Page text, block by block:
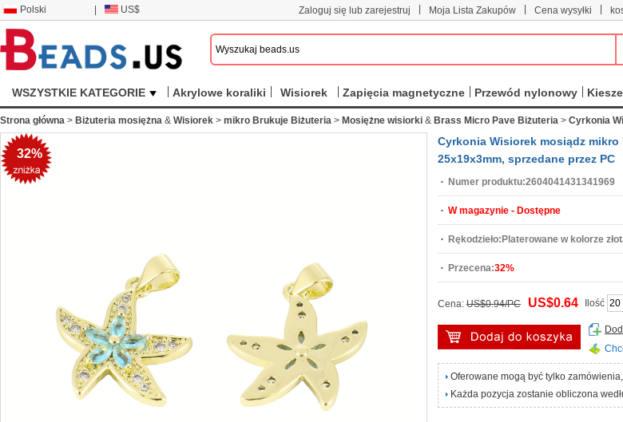
Polski US$ Zaloguj się lub zarejestruj Moja Lista Zakupów Cena wysyłki
WSZYSTKIE KATEGORIE Akrylowe koraliki Wisiorek Zapięcia magnetyczne Przewód nylonowy
Strona główna > Biżuteria mosiężna & Wisiorek > mikro Brukuje Biżuteria > Mosiężne wisiorki & Brass Micro Pave Biżuteria > Cyrkonia
32%
Cyrkonia Wisiorek mosiądz mikro
25x19x3mm, sprzedane przez PC
Numer produktu:2604041431341969
W magazynie - Dostępne
Rękodzieło: Platerowane w kolorze
Przecena:32%
Cena: US$0.94/PC US$0.64 Ilość
Oferowane mogą być tylko
Każda pozycja zostanie obliczona